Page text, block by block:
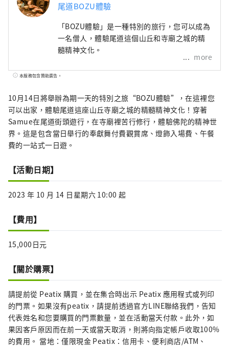
尾道BOZU體驗
「BOZU體驗」是一種特別的旅行，您可以成為
一名僧人，體驗尾道這個山丘和寺廟之城的精
髓精神文化。
more
本服務包含贊助廣告。
10月14日將舉辦為期一天的特別之旅“BOZU體驗”，在這裡您
可以出家，體驗尾道這座山丘寺廟之城的精髓精神文化！穿著
Samue在尾道街頭遊行，在寺廟裡苦行修行，體驗佛陀的精神世
界。這是包含當日舉行的奉獻舞付費觀賞席、燈飾入場費、午餐
費的一站式一日遊。
【活動日期】
2023 年 10 月 14 日星期六 10:00 起
【費用】
15,000日元
【關於購票】
請提前從 Peatix 購買，並在集合時出示 Peatix 應用程式或列印
的門票。如果沒有peatix，請提前透過官方LINE聯絡我們，告知
代表姓名和您要購買的門票數量，並在活動當天付款。此外，如
果因客戶原因而在前一天或當天取消，則將向指定帳戶收取100%
的費用。 當地：僅限現金 Peatix：信用卡、便利商店/ATM、